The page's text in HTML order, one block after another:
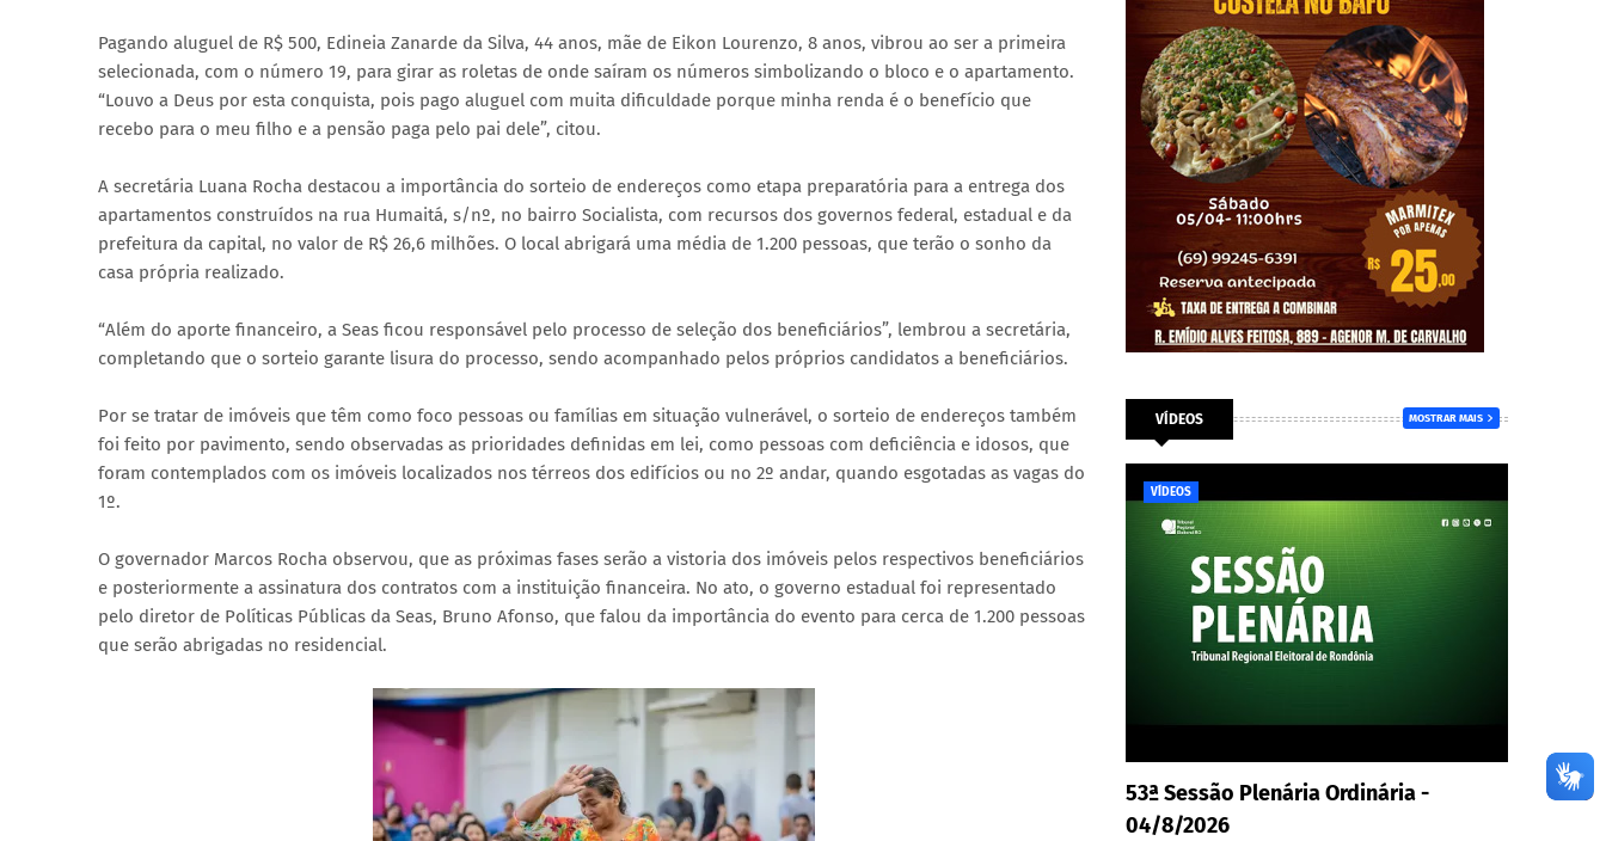
Pagando aluguel de R$ 500, Edineia Zanarde da Silva, 44 anos, mãe de Eikon Lourenzo, 8 anos, vibrou ao ser a primeira
selecionada, com o número 19, para girar as roletas de onde saíram os números simbolizando o bloco e o apartamento.
“Louvo a Deus por esta conquista, pois pago aluguel com muita dificuldade porque minha renda é o benefício que
recebo para o meu filho e a pensão paga pelo pai dele”, citou.
A secretária Luana Rocha destacou a importância do sorteio de endereços como etapa preparatória para a entrega dos
apartamentos construídos na rua Humaitá, s/nº, no bairro Socialista, com recursos dos governos federal, estadual e da
prefeitura da capital, no valor de R$ 26,6 milhões. O local abrigará uma média de 1.200 pessoas, que terão o sonho da
casa própria realizado.
“Além do aporte financeiro, a Seas ficou responsável pelo processo de seleção dos beneficiários”, lembrou a secretária,
completando que o sorteio garante lisura do processo, sendo acompanhado pelos próprios candidatos a beneficiários.
Por se tratar de imóveis que têm como foco pessoas ou famílias em situação vulnerável, o sorteio de endereços também
foi feito por pavimento, sendo observadas as prioridades definidas em lei, como pessoas com deficiência e idosos, que
foram contemplados com os imóveis localizados nos térreos dos edifícios ou no 2º andar, quando esgotadas as vagas do
1º.
O governador Marcos Rocha observou, que as próximas fases serão a vistoria dos imóveis pelos respectivos beneficiários
e posteriormente a assinatura dos contratos com a instituição financeira. No ato, o governo estadual foi representado
pelo diretor de Políticas Públicas da Seas, Bruno Afonso, que falou da importância do evento para cerca de 1.200 pessoas
que serão abrigadas no residencial.
VÍDEOS MOSTRAR MAIS
VÍDEOS
53ª Sessão Plenária Ordinária -
04/8/2026